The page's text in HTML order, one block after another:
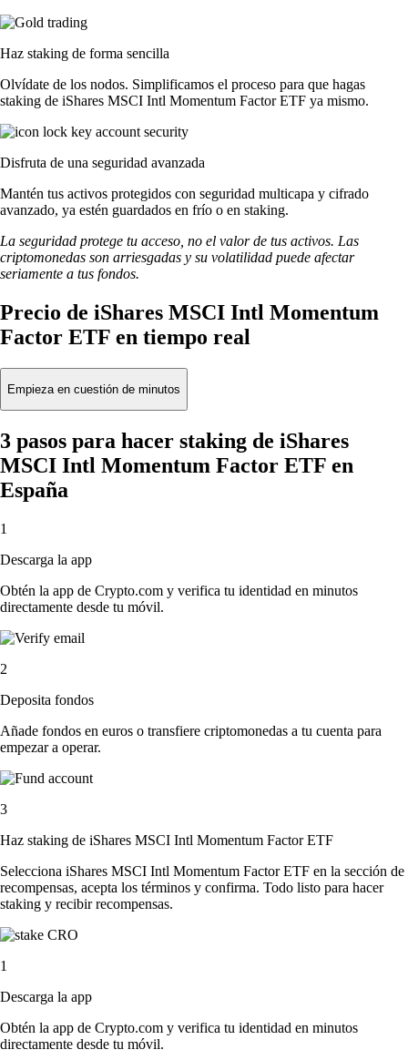
Haz staking de forma sencilla
Olvídate de los nodos. Simplificamos el proceso para que hagas
staking de iShares MSCI Intl Momentum Factor ETF ya mismo.
Disfruta de una seguridad avanzada
Mantén tus activos protegidos con seguridad multicapa y cifrado
avanzado, ya estén guardados en frío o en staking.
La seguridad protege tu acceso, no el valor de tus activos. Las
criptomonedas son arriesgadas y su volatilidad puede afectar
seriamente a tus fondos.
Precio de iShares MSCI Intl Momentum
Factor ETF en tiempo real
Empieza en cuestión de minutos
3 pasos para hacer staking de iShares
MSCI Intl Momentum Factor ETF en
España
1
Descarga la app
Obtén la app de Crypto.com y verifica tu identidad en minutos
directamente desde tu móvil.
2
Deposita fondos
Añade fondos en euros o transfiere criptomonedas a tu cuenta para
empezar a operar.
3
Haz staking de iShares MSCI Intl Momentum Factor ETF
Selecciona iShares MSCI Intl Momentum Factor ETF en la sección de
recompensas, acepta los términos y confirma. Todo listo para hacer
staking y recibir recompensas.
1
Descarga la app
Obtén la app de Crypto.com y verifica tu identidad en minutos
directamente desde tu móvil.